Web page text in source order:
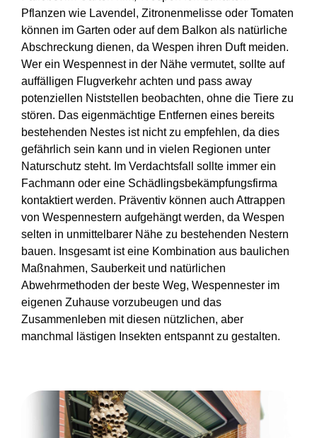
Pflanzen wie Lavendel, Zitronenmelisse oder Tomaten
können im Garten oder auf dem Balkon als natürliche
Abschreckung dienen, da Wespen ihren Duft meiden.
Wer ein Wespennest in der Nähe vermutet, sollte auf
auffälligen Flugverkehr achten und pass away
potenziellen Niststellen beobachten, ohne die Tiere zu
stören. Das eigenmächtige Entfernen eines bereits
bestehenden Nestes ist nicht zu empfehlen, da dies
gefährlich sein kann und in vielen Regionen unter
Naturschutz steht. Im Verdachtsfall sollte immer ein
Fachmann oder eine Schädlingsbekämpfungsfirma
kontaktiert werden. Präventiv können auch Attrappen
von Wespennestern aufgehängt werden, da Wespen
selten in unmittelbarer Nähe zu bestehenden Nestern
bauen. Insgesamt ist eine Kombination aus baulichen
Maßnahmen, Sauberkeit und natürlichen
Abwehrmethoden der beste Weg, Wespennester im
eigenen Zuhause vorzubeugen und das
Zusammenleben mit diesen nützlichen, aber
manchmal lästigen Insekten entspannt zu gestalten.